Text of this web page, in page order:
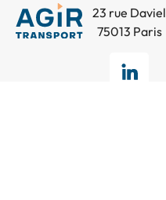
23 rue Daviel
75013 Paris